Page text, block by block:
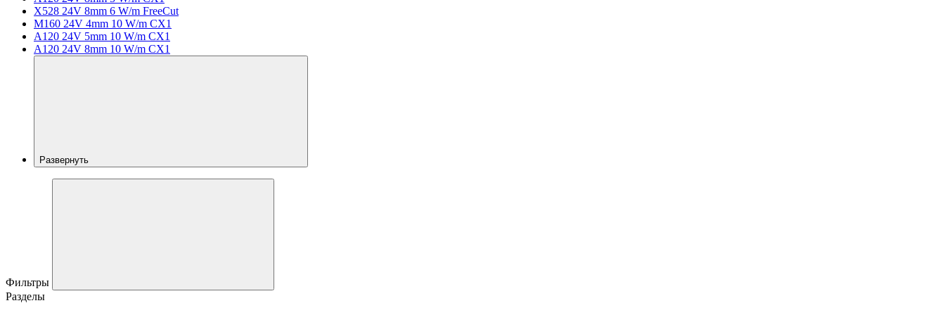
X528 24V 8mm 6 W/m FreeCut
M160 24V 4mm 10 W/m CX1
A120 24V 5mm 10 W/m CX1
A120 24V 8mm 10 W/m CX1
Развернуть
Фильтры
Разделы